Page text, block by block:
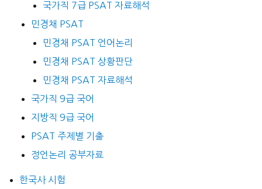
국가직 7급 PSAT 자료해석
민경채 PSAT
민경채 PSAT 언어논리
민경채 PSAT 상황판단
민경채 PSAT 자료해석
국가직 9급 국어
지방직 9급 국어
PSAT 주제별 기출
정언논리 공부자료
한국사 시험